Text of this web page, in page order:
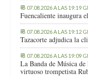
07.08.2026 A LAS 19:19
Fuencaliente inaugura
07.08.2026 A LAS 19:12
Tazacorte adjudica la
07.08.2026 A LAS 19:09
La Banda de Música
virtuoso trompetista